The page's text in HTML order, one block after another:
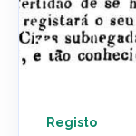
Registo